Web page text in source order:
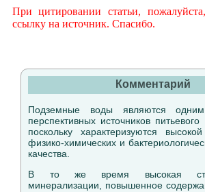
При цитировании статьи,
ссылку на источник. Спасибо.
Комментарий
Подземные воды являются
перспективных источников питьевого
поскольку характеризуются
физико-химических и
качества.
В то же время высокая
минерализации, повышенное